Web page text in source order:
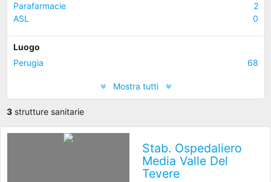
Parafarmacie
2
ASL
0
Luogo
Perugia
68
Mostra tutti
3strutture sanitarie
Stab. Ospedaliero
Media Valle Del
Tevere